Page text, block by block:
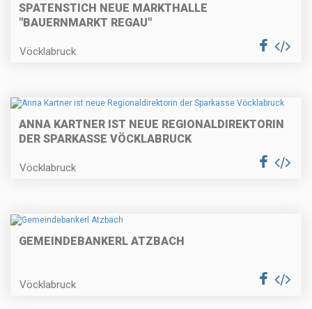
SPATENSTICH NEUE MARKTHALLE
"BAUERNMARKT REGAU"
Vöcklabruck
ANNA KARTNER IST NEUE REGIONALDIREKTORIN
DER SPARKASSE VÖCKLABRUCK
Vöcklabruck
GEMEINDEBANKERL ATZBACH
Vöcklabruck